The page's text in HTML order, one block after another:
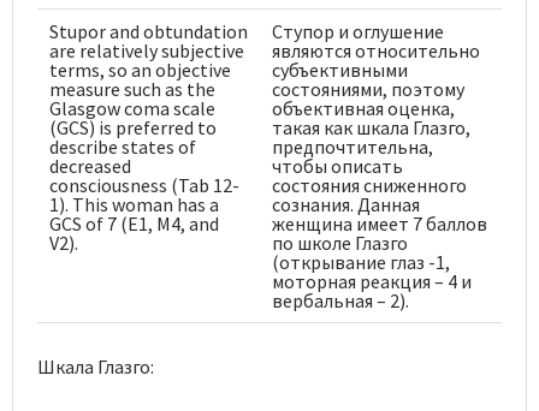
Stupor and obtundation
are relatively subjective
terms, so an objective
measure such as the
Glasgow coma scale
(GCS) is preferred to
describe states of
decreased
consciousness (Tab 12-
1). This woman has a
GCS of 7 (E1, M4, and
V2).
Ступор и оглушение
являются относительно
субъективными
состояниями, поэтому
объективная оценка,
такая как шкала Глазго,
предпочтительна,
чтобы описать
состояния сниженного
сознания. Данная
женщина имеет 7 баллов
по школе Глазго
(открывание глаз -1,
моторная реакция – 4 и
вербальная – 2).
Шкала Глазго: